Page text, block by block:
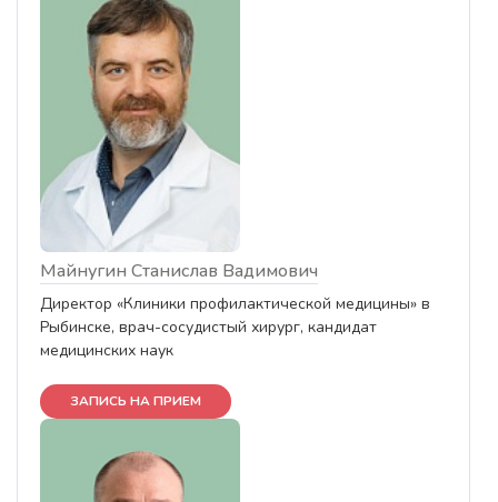
Майнугин Станислав Вадимович
Директор «Клиники профилактической медицины» в
Рыбинске, врач-сосудистый хирург, кандидат
медицинских наук
ЗАПИСЬ НА ПРИЕМ